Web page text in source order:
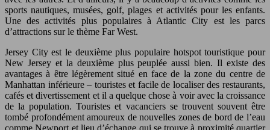
sports nautiques, musées, golf, plages et activités pour les enfants.
Une des activités plus populaires à Atlantic City est les parcs
d’attractions sur le thème Far West.
Jersey City est le deuxième plus populaire hotspot touristique pour
New Jersey et la deuxième plus peuplée aussi bien. Il existe des
avantages à être légèrement situé en face de la zone du centre de
Manhattan inférieure – touristes et facile de localiser des restaurants,
cafés et divertissement et il a quelque chose à voir avec la croissance
de la population. Touristes et vacanciers se trouvent souvent être
tombé profondément amoureux de nouvelles zones de bord de l’eau
comme Newport et lieu d’échange qui se trouve à proximité quartier